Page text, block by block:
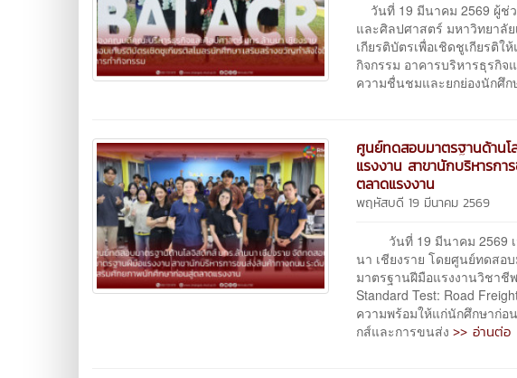
วันที่ 19 มีนาคม 2569 ผู้ช่
และศิลปศาสตร์ มหาวิทยาลั
เกียรติบัตรเพื่อเชิดชูเกียรติ
กิจกรรม อาคารบริหารธุรกิ
ความชื่นชมและยกย่องนักศึ
ศูนย์ทดสอบมาตรฐานด้าน
แรงงาน สาขานักบริหารก
ตลาดแรงงาน
พฤหัสบดี 19 มีนาคม 2569
วันที่ 19 มีนาคม 2569 เว
นา เชียงราย โดยศูนย์ทดสอ
มาตรฐานฝีมือแรงงานวิชาชี
Standard Test: Road
ความพร้อมให้แก่นักศึกษาก่อ
กส์และการขนส่ง>> อ่านต่อ